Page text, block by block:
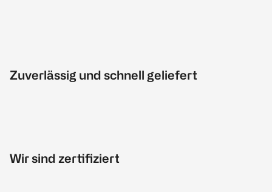
Zuverlässig und schnell geliefert
Wir sind zertifiziert